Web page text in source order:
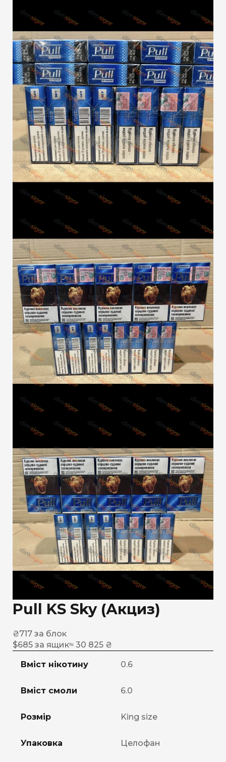
Pull KS Sky (Акциз)
₴717 за блок
$685 за ящик≈ 30 825 ₴
Вміст нікотину 0.6
Вміст смоли 6.0
Розмір King size
Упаковка Целофан